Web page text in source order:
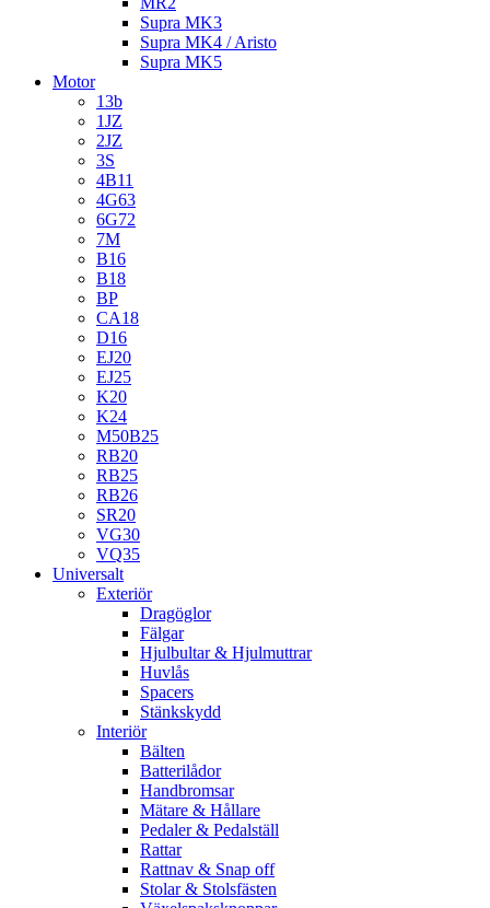
Supra MK3
Supra MK4 / Aristo
Supra MK5
Motor
13b
1JZ
2JZ
3S
4B11
4G63
6G72
7M
B16
B18
BP
CA18
D16
EJ20
EJ25
K20
K24
M50B25
RB20
RB25
RB26
SR20
VG30
VQ35
Universalt
Exteriör
Dragöglor
Fälgar
Hjulbultar & Hjulmuttrar
Huvlås
Spacers
Stänkskydd
Interiör
Bälten
Batterilådor
Handbromsar
Mätare & Hållare
Pedaler & Pedalställ
Rattar
Rattnav & Snap off
Stolar & Stolsfästen